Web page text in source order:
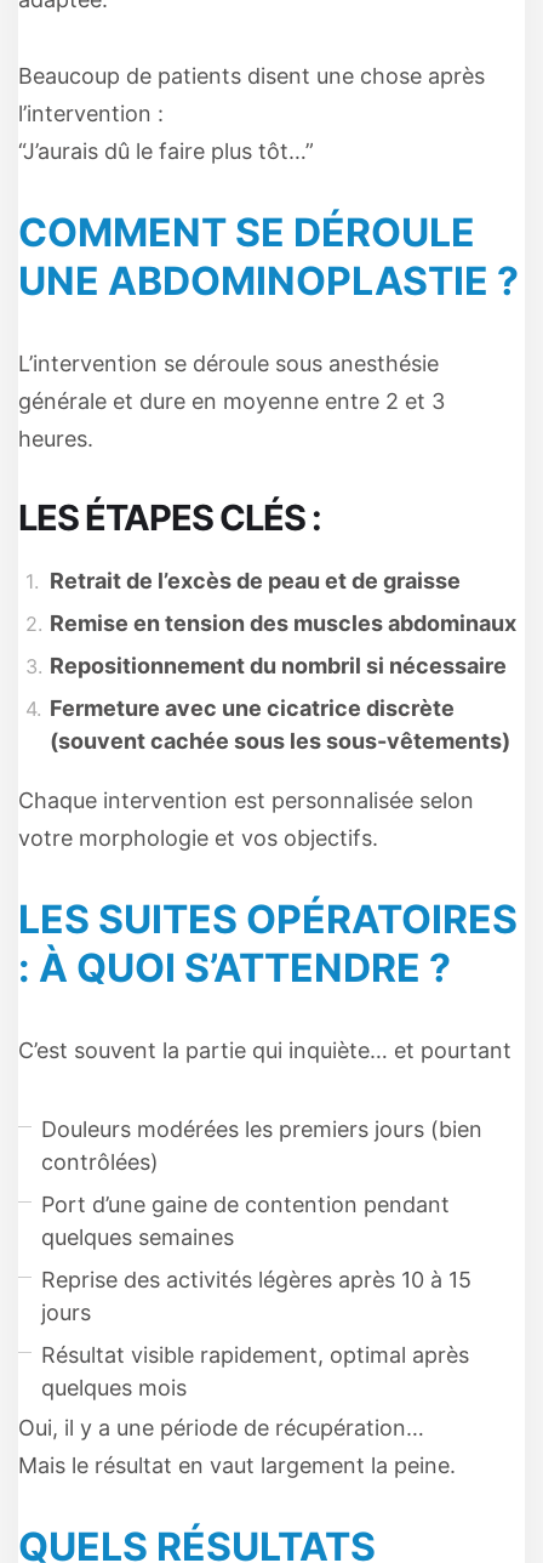
Beaucoup de patients disent une chose après
l’intervention :
“J’aurais dû le faire plus tôt…”
COMMENT SE DÉROULE
UNE ABDOMINOPLASTIE ?
L’intervention se déroule sous anesthésie
générale et dure en moyenne entre 2 et 3
heures.
LES ÉTAPES CLÉS :
Retrait de l’excès de peau et de graisse
Remise en tension des muscles abdominaux
Repositionnement du nombril si nécessaire
Fermeture avec une cicatrice discrète
(souvent cachée sous les sous-vêtements)
Chaque intervention est personnalisée selon
votre morphologie et vos objectifs.
LES SUITES OPÉRATOIRES
: À QUOI S’ATTENDRE ?
C’est souvent la partie qui inquiète… et pourtant
Douleurs modérées les premiers jours (bien
contrôlées)
Port d’une gaine de contention pendant
quelques semaines
Reprise des activités légères après 10 à 15
jours
Résultat visible rapidement, optimal après
quelques mois
Oui, il y a une période de récupération…
Mais le résultat en vaut largement la peine.
QUELS RÉSULTATS